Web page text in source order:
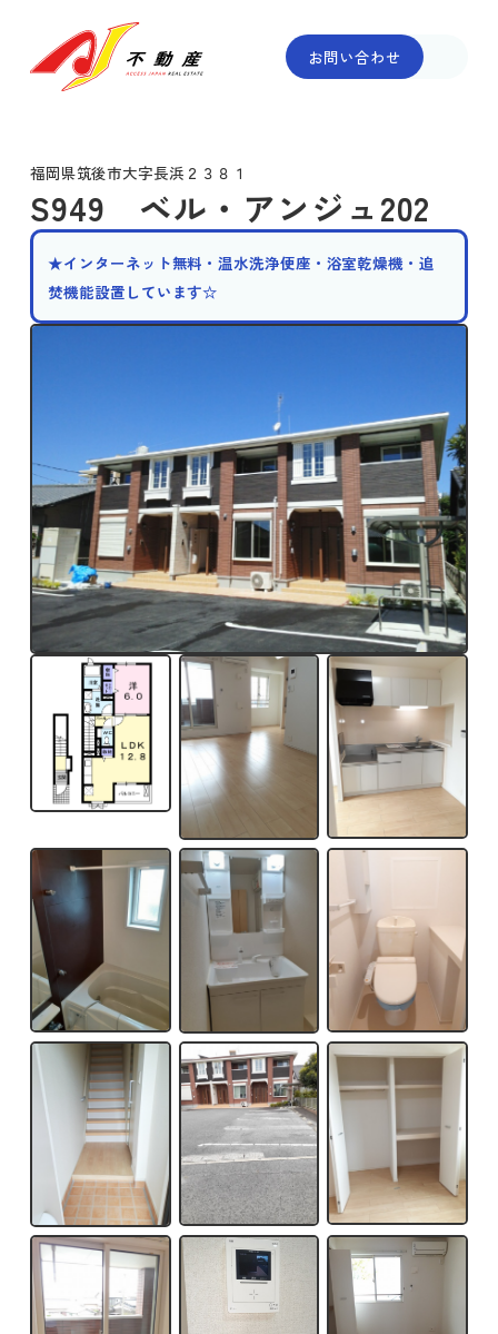
お問い合わせ
福岡県筑後市大字長浜２３８１
S949 ベル・アンジュ202
★インターネット無料・温水洗浄便座・浴室乾燥機・追
焚機能設置しています☆